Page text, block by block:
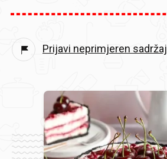
Prijavi neprimjeren sadržaj